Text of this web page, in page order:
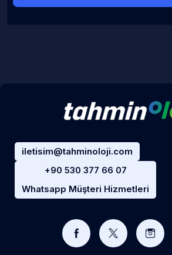
iletisim@tahminoloji.com
+90 530 377 66 07
Whatsapp Müşteri Hizmetleri